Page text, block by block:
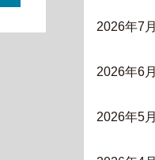
2026年7月
2026年6月
2026年5月